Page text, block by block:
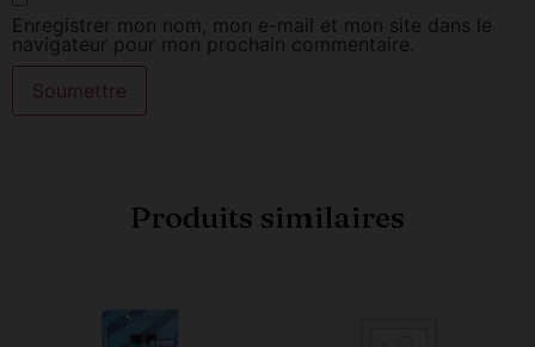
Enregistrer mon nom, mon e-mail et mon site dans le
navigateur pour mon prochain commentaire.
Produits similaires